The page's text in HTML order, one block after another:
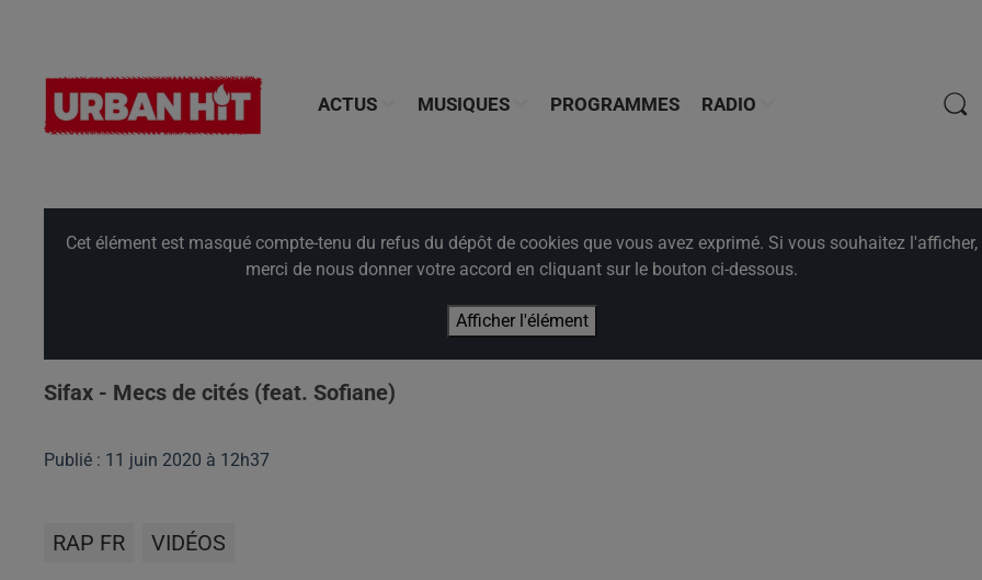
ACTUS MUSIQUES PROGRAMMES RADIO
Cet élément est masqué compte-tenu du refus du dépôt de cookies que vous avez exprimé. Si vous souhaitez l'afficher,
merci de nous donner votre accord en cliquant sur le bouton ci-dessous.
Afficher l'élément
Sifax - Mecs de cités (feat. Sofiane)
Publié : 11 juin 2020 à 12h37
RAP FR VIDÉOS